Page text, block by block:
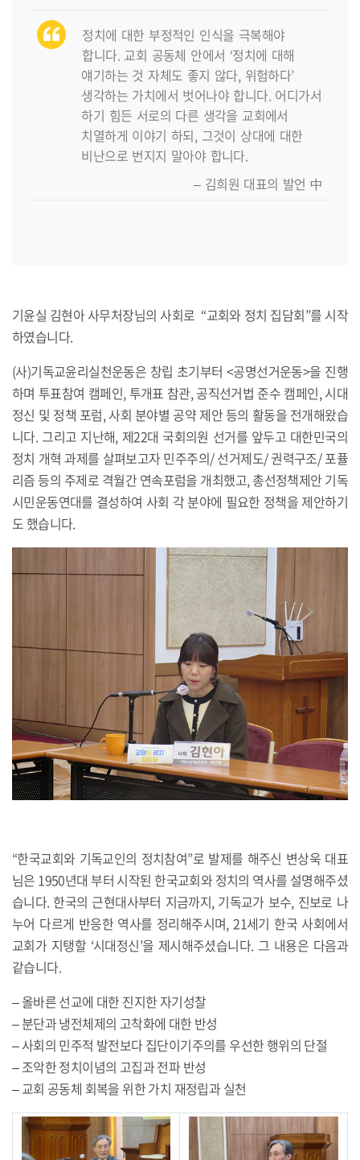
정치에 대한 부정적인 인식을 극복해야
합니다. 교회 공동체 안에서 ‘정치에 대해
얘기하는 것 자체도 좋지 않다, 위험하다’
생각하는 가치에서 벗어나야 합니다. 어디가서
하기 힘든 서로의 다른 생각을 교회에서
치열하게 이야기 하되, 그것이 상대에 대한
비난으로 번지지 말아야 합니다.
– 김희원 대표의 발언 中
기윤실 김현아 사무처장님의 사회로 “교회와 정치 집담회”를 시작
하였습니다.
(사)기독교윤리실천운동은 창립 초기부터 <공명선거운동>을 진행
하며 투표참여 캠페인, 투개표 참관, 공직선거법 준수 캠페인, 시대
정신 및 정책 포럼, 사회 분야별 공약 제안 등의 활동을 전개해왔습
니다. 그리고 지난해, 제22대 국회의원 선거를 앞두고 대한민국의
정치 개혁 과제를 살펴보고자 민주주의/ 선거제도/ 권력구조/ 포퓰
리즘 등의 주제로 격월간 연속포럼을 개최했고, 총선정책제안 기독
시민운동연대를 결성하여 사회 각 분야에 필요한 정책을 제안하기
도 했습니다.
“한국교회와 기독교인의 정치참여”로 발제를 해주신 변상욱 대표
님은 1950년대 부터 시작된 한국교회와 정치의 역사를 설명해주셨
습니다. 한국의 근현대사부터 지금까지, 기독교가 보수, 진보로 나
누어 다르게 반응한 역사를 정리해주시며, 21세기 한국 사회에서
교회가 지탱할 ‘시대정신’을 제시해주셨습니다. 그 내용은 다음과
같습니다.
– 올바른 선교에 대한 진지한 자기성찰
– 분단과 냉전체제의 고착화에 대한 반성
– 사회의 민주적 발전보다 집단이기주의를 우선한 행위의 단절
– 조악한 정치이념의 고집과 전파 반성
– 교회 공동체 회복을 위한 가치 재정립과 실천